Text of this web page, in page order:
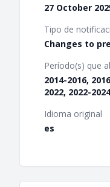
27 October
Tipo de
Changes to
Período(s) que
2014-2016,
2022, 2022-2024
Idioma original
es